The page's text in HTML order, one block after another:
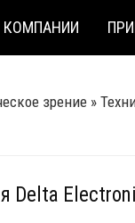
КОМПАНИИ
зрение »
Delta